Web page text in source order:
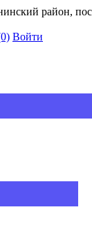
район,
Войти